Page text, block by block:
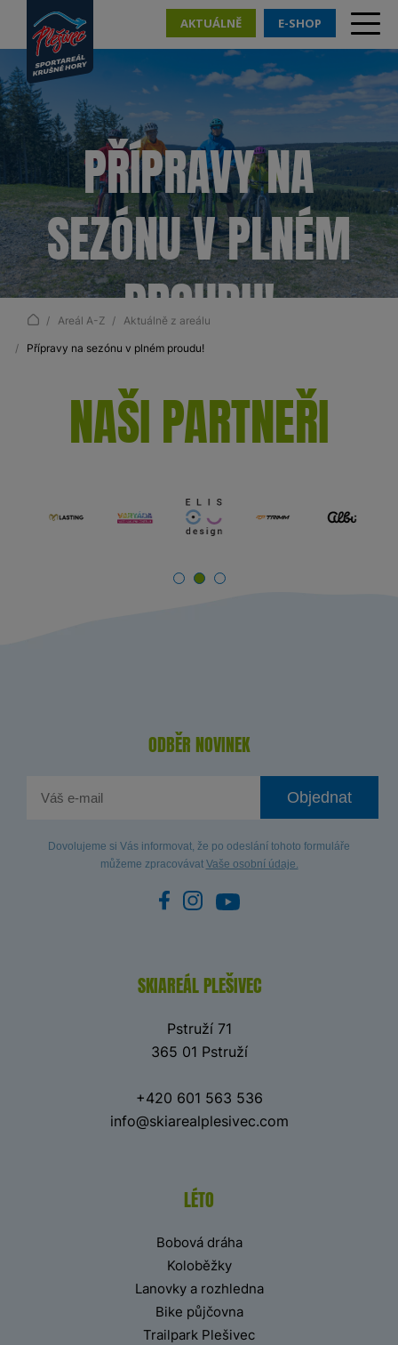
AKTUÁLNĚ E-SHOP
PŘÍPRAVY NA
SEZÓNU V PLNÉM
PROUDU!
Areál A-Z Aktuálně z areálu
Přípravy na sezónu v plném proudu!
NAŠI PARTNEŘI
ODBĚR NOVINEK
Objednat
Dovolujeme si Vás informovat, že po odeslání tohoto formuláře
můžeme zpracovávat Vaše osobní údaje.
SKIAREÁL PLEŠIVEC
Pstruží 71
365 01 Pstruží
+420 601 563 536
info@skiarealplesivec.com
LÉTO
Bobová dráha
Koloběžky
Lanovky a rozhledna
Bike půjčovna
Trailpark Plešivec